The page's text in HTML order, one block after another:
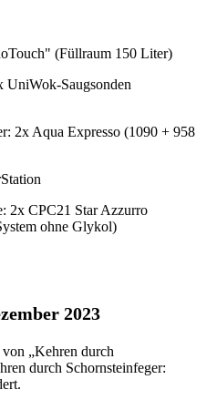
(Füllraum 150 Liter)
UniWok-Saugsonden
2x Aqua Expresso (1090 + 958
2x CPC21 Star Azzurro
ohne Glykol)
2023
„Kehren durch
durch Schornsteinfeger: